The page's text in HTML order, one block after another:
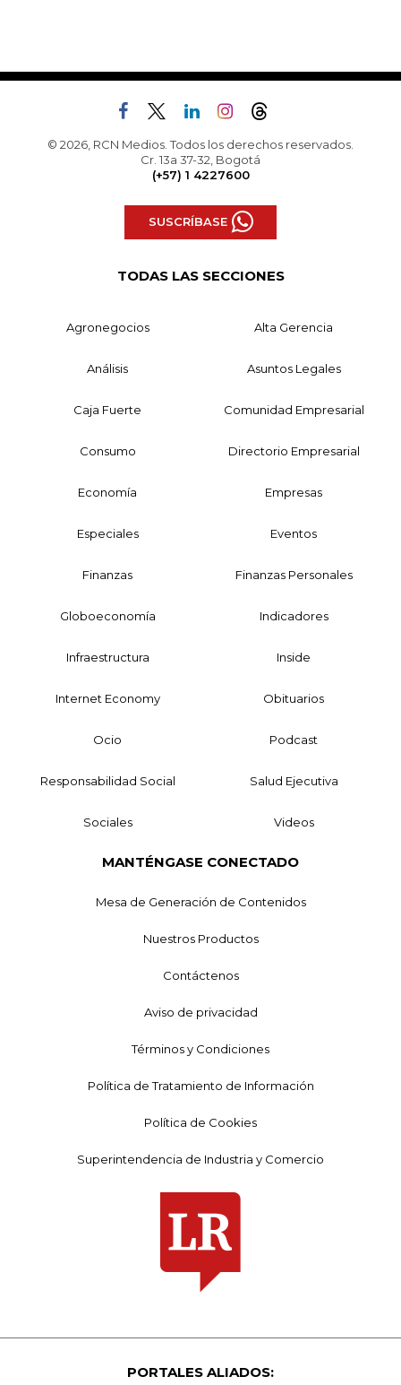
© 2026, RCN Medios. Todos los derechos reservados.
Cr. 13a 37-32, Bogotá
(+57) 1 4227600
SUSCRÍBASE
TODAS LAS SECCIONES
Agronegocios Alta Gerencia
Análisis Asuntos Legales
Caja Fuerte Comunidad Empresarial
Consumo Directorio Empresarial
Economía Empresas
Especiales Eventos
Finanzas Finanzas Personales
Globoeconomía Indicadores
Infraestructura Inside
Internet Economy Obituarios
Ocio Podcast
Responsabilidad Social Salud Ejecutiva
Sociales Videos
MANTÉNGASE CONECTADO
Mesa de Generación de Contenidos
Nuestros Productos
Contáctenos
Aviso de privacidad
Términos y Condiciones
Política de Tratamiento de Información
Política de Cookies
Superintendencia de Industria y Comercio
PORTALES ALIADOS: